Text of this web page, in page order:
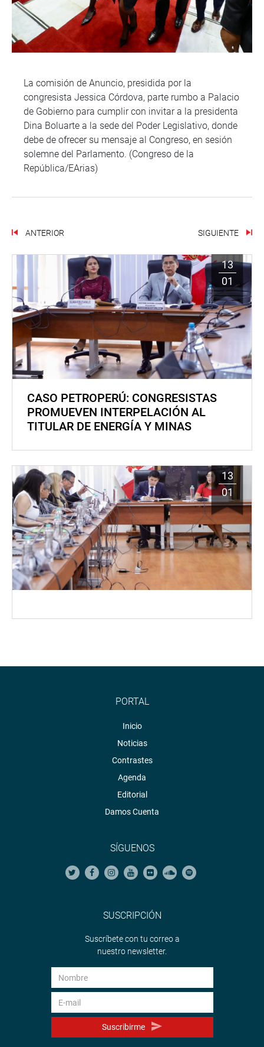
La comisión de Anuncio, presidida por la
congresista Jessica Córdova, parte rumbo a Palacio
de Gobierno para cumplir con invitar a la presidenta
Dina Boluarte a la sede del Poder Legislativo, donde
debe de ofrecer su mensaje al Congreso, en sesión
solemne del Parlamento. (Congreso de la
República/EArias)
ANTERIOR SIGUIENTE
13
01
CASO PETROPERÚ: CONGRESISTAS
PROMUEVEN INTERPELACIÓN AL
TITULAR DE ENERGÍA Y MINAS
13
01
PORTAL
Inicio
Noticias
Contrastes
Agenda
Editorial
Damos Cuenta
SÍGUENOS
SUSCRIPCIÓN
Suscríbete con tu correo a
nuestro newsletter.
Suscribirme